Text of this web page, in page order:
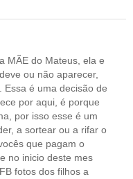
MÃE do Mateus, ela e
ou não aparecer,
é uma decisão de
por aqui, é porque
por isso esse é um
a sortear ou a rifar o
que pagam o
no inicio deste mes
fotos dos filhos a